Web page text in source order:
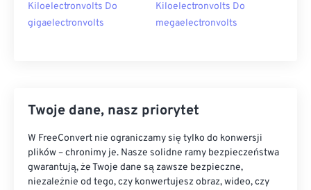
Kiloelectronvolts Do
gigaelectronvolts
Kiloelectronvolts Do
megaelectronvolts
Twoje dane, nasz priorytet
W FreeConvert nie ograniczamy się tylko do konwersji
plików – chronimy je. Nasze solidne ramy bezpieczeństwa
gwarantują, że Twoje dane są zawsze bezpieczne,
niezależnie od tego, czy konwertujesz obraz, wideo, czy